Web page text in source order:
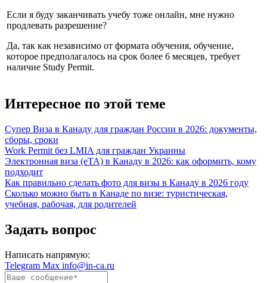
Если я буду заканчивать учебу тоже онлайн, мне нужно
продлевать разрешение?
Да, так как независимо от формата обучения, обучение,
которое предполагалось на срок более 6 месяцев, требует
наличие Study Permit.
Интересное по этой теме
Супер Виза в Канаду для граждан России в 2026: документы,
сборы, сроки
Work Permit без LMIA для граждан Украины
Электронная виза (eTA) в Канаду в 2026: как оформить, кому
подходит
Как правильно сделать фото для визы в Канаду в 2026 году
Сколько можно быть в Канаде по визе: туристическая,
учебная, рабочая, для родителей
Задать вопрос
Написать напрямую:
Telegram Max info@in-ca.ru